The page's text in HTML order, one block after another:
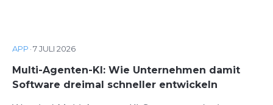
APP ·7 JULI 2026
Multi-Agenten-KI: Wie Unternehmen damit
Software dreimal schneller entwickeln